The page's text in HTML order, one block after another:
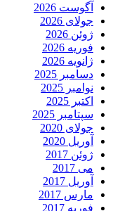
آگوست 2026
جولای 2026
ژوئن 2026
فوریه 2026
ژانویه 2026
دسامبر 2025
نوامبر 2025
اکتبر 2025
سپتامبر 2025
جولای 2020
آوریل 2020
ژوئن 2017
می 2017
آوریل 2017
مارس 2017
فوریه 2017